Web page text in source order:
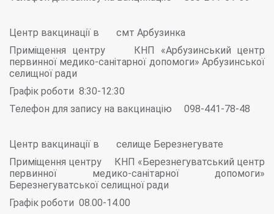
Центр вакцинації в смт Арбузинка
Приміщення центру КНП «Арбузинський центр
первинної медико-санітарної допомоги» Арбузинської
селищної ради
Графік роботи 8:30-12:30
Телефон для запису на вакцинацію 098-441-78-48
Центр вакцинації в селище Березнегувате
Приміщення центру КНП «Березнегуватський центр
первинної медико-санітарної допомоги»
Березнегуватської селищної ради
Графік роботи 08.00-14.00